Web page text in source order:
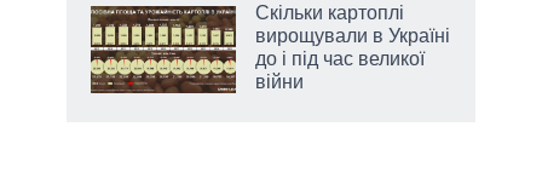
Скільки картоплі
вирощували в Україні
до і під час великої
війни